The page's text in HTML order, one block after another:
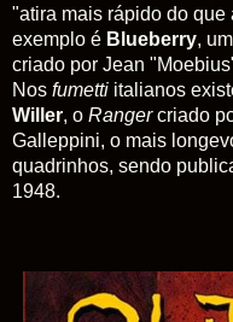
"atira mais rápido do que
exemplo é Blueberry,
criado por Jean
Nos fumetti italianos
Willer, o Rangercriado
Galleppini, o mais
quadrinhos, sendo
1948.